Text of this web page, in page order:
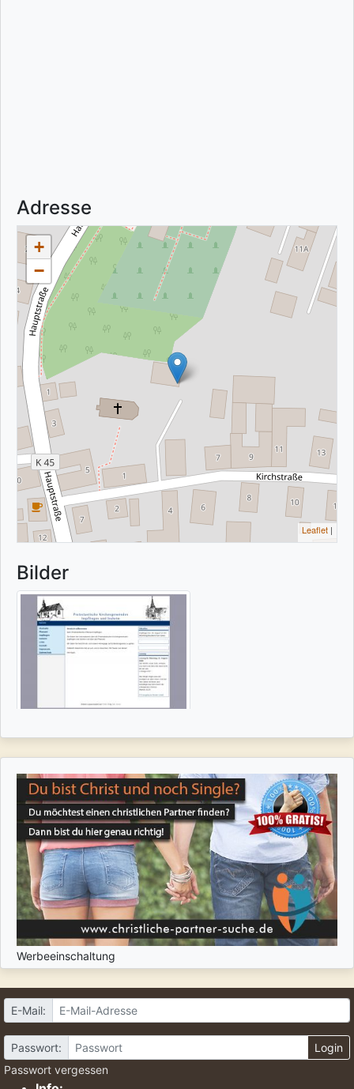
Adresse
+
−
Leaflet |
Bilder
Werbeeinschaltung
E-Mail:
Passwort:
Login
Passwort vergessen